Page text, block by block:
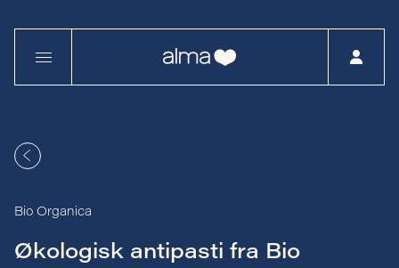
Bio Organica
Økologisk antipasti fra Bio